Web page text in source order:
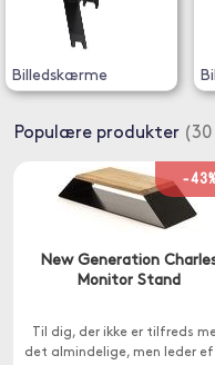
Billedskærme
Populære produkter
-
New Generation
Monitor Stand
Til dig, der ikke er tilfreds
det almindelige, men leder